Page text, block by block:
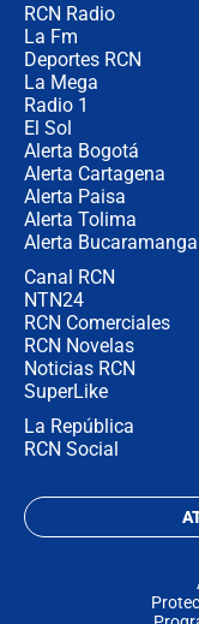
RCN Radio
La Fm
Deportes RCN
La Mega
Radio 1
El Sol
Alerta Bogotá
Alerta Cartagena
Alerta Paisa
Alerta Tolima
Alerta Bucaramanga
Canal RCN
NTN24
RCN Comerciales
RCN Novelas
Noticias RCN
SuperLike
La República
RCN Social